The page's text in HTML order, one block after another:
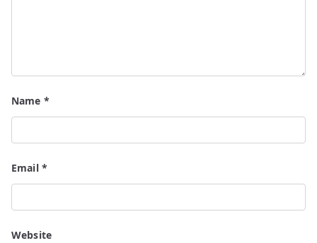
Name *
Email *
Website